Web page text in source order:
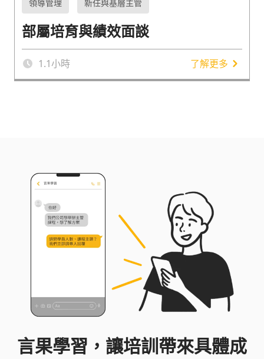
領導管理 新任與基層主管
部屬培育與績效面談
1.1小時 了解更多
言果學習，讓培訓帶來具體成